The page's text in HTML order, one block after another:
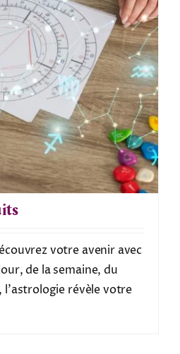
votre avenir avec
de la semaine, du
l'astrologie révèle votre